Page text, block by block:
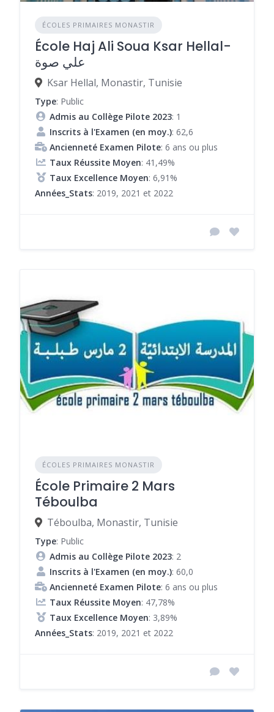
ÉCOLES PRIMAIRES MONASTIR
École Haj Ali Soua Ksar Hellal-
علي صوة
Ksar Hellal, Monastir, Tunisie
Type: Public
Admis au Collège Pilote 2023: 1
Inscrits à l'Examen (en moy.): 62,6
Ancienneté Examen Pilote: 6 ans ou plus
Taux Réussite Moyen: 41,49%
Taux Excellence Moyen: 6,91%
Années_Stats: 2019, 2021 et 2022
ÉCOLES PRIMAIRES MONASTIR
École Primaire 2 Mars
Téboulba
Téboulba, Monastir, Tunisie
Type: Public
Admis au Collège Pilote 2023: 2
Inscrits à l'Examen (en moy.): 60,0
Ancienneté Examen Pilote: 6 ans ou plus
Taux Réussite Moyen: 47,78%
Taux Excellence Moyen: 3,89%
Années_Stats: 2019, 2021 et 2022